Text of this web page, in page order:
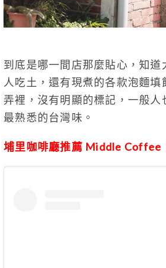
到底是哪一間店那麼貼心，知
人吃土，還有現煮的各款泡麵
弄裡，沒有明顯的標記，一般
最熟悉的台灣味。
埔里咖啡廳推薦 Middle Coffee